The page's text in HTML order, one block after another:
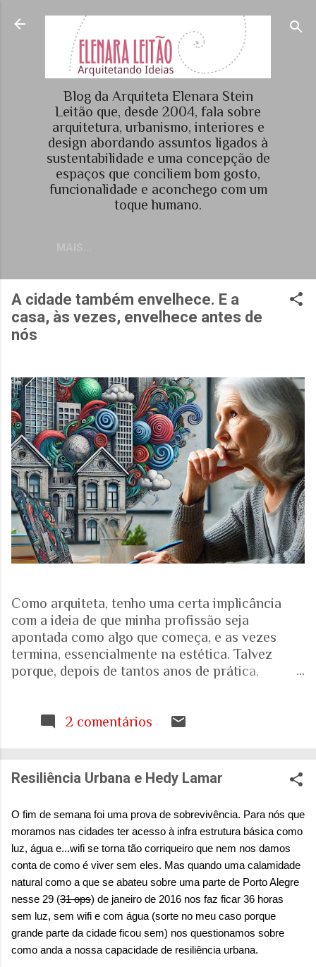
Pular para o conteúdo principal
Blog da Arquiteta Elenara Stein
Leitão que, desde 2004, fala sobre
arquitetura, urbanismo, interiores e
design abordando assuntos ligados à
sustentabilidade e uma concepção de
espaços que conciliem bom gosto,
funcionalidade e aconchego com um
toque humano.
A cidade também envelhece. E a
casa, às vezes, envelhece antes de
nós
Como arquiteta, tenho uma certa implicância
com a ideia de que minha profissão seja
apontada como algo que começa, e as vezes
termina, essencialmente na estética. Talvez
porque, depois de tantos anos de prática,
cada vez mais evidente para mim que uma porta,
aquilo que aparece nas fotografias dos
projetos. Quando falamos de envelhecimento,
mostra que o Brasil está envelhecendo
rapidamente. Aquela pirâmide etária que
aprendemos a desenhar nos livros de geografia
já não representa o país que temos. E ainda
estamos tentando entender o que isso significa
para as nossas casas, para as nossas cidades e
para o sistema de saúde. Eu costumo pensar que
há uma pergunta simples por trás de tudo isso:
onde queremos envelhecer? A resposta da
2 comentários
Resiliência Urbana e Hedy Lamar
O fim de semana foi uma prova de sobrevivência. Para nós que
moramos nas cidades ter acesso à infra estrutura básica como
luz, água e...wifi se torna tão corriqueiro que nem nos damos
conta de como é viver sem eles. Mas quando uma calamidade
natural como a que se abateu sobre uma parte de Porto Alegre
nesse 29 (31 ops) de janeiro de 2016 nos faz ficar 36 horas
sem luz, sem wifi e com água (sorte no meu caso porque
grande parte da cidade ficou sem) nos questionamos sobre
como anda a nossa capacidade de resiliência urbana.